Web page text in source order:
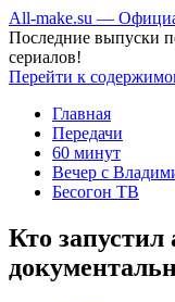
All-make.su —
Последние выпуски
сериалов!
Перейти к
Главная
Передачи
60 минут
Вечер с
Бесогон ТВ
Кто